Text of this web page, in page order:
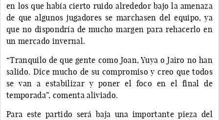
en los que había cierto ruido alrededor bajo la amenaza
de que algunos jugadores se marchasen del equipo, ya
que no dispondría de mucho margen para rehacerlo en
un mercado invernal.
“Tranquilo de que gente como Joan, Yuya o Jairo no han
salido. Dice mucho de su compromiso y creo que todos
se van a estabilizar y poner el foco en el final de
temporada”, comenta aliviado.
Para este partido será baja una importante pieza del